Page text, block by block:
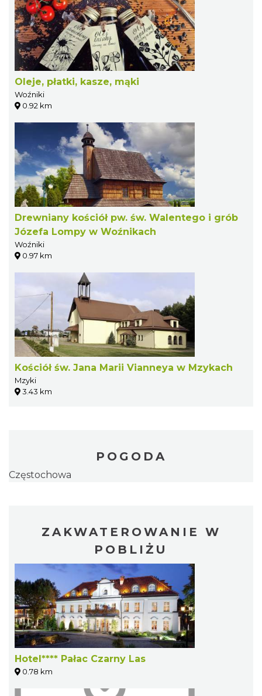
Oleje, płatki, kasze, mąki
Woźniki
0.92 km
Drewniany kościół pw. św. Walentego i grób
Józefa Lompy w Woźnikach
Woźniki
0.97 km
Kościół św. Jana Marii Vianneya w Mzykach
Mzyki
3.43 km
POGODA
Częstochowa
ZAKWATEROWANIE W
POBLIŻU
Hotel**** Pałac Czarny Las
0.78 km